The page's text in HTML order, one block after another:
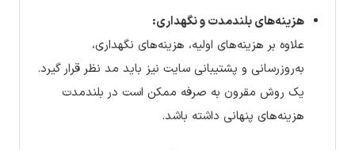
هزینه‌های بلندمدت و نگهداری:
علاوه بر هزینه‌های اولیه، هزینه‌های نگهداری،
به‌روزرسانی و پشتیبانی سایت نیز باید مد نظر قرار گیرد.
یک روش مقرون به صرفه ممکن است در بلندمدت
هزینه‌های پنهانی داشته باشد.